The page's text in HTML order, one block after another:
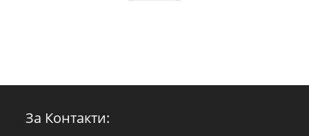
За Контакти: